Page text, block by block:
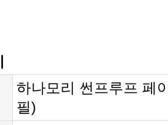
필)